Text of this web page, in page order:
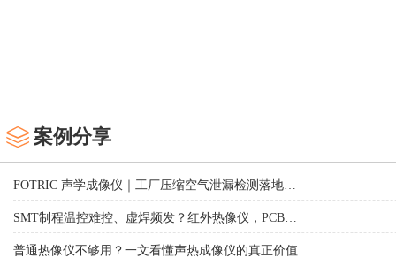
案例分享
FOTRIC 声学成像仪｜工厂压缩空气泄漏检测落地案例
SMT制程温控难控、虚焊频发？ 红外热像仪，PCB热缺陷一站式可视化检测利器
普通热像仪不够用？一文看懂声热成像仪的真正价值